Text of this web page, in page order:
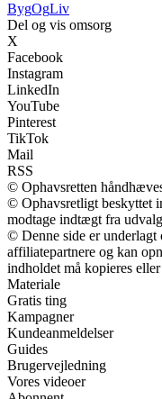
BygOgLiv
Del og vis omsorg
X
Facebook
Instagram
LinkedIn
YouTube
Pinterest
TikTok
Mail
RSS
© Ophavsretten
© Ophavsretligt beskyttet
modtage indtægt fra
© Denne side er underlagt
affiliatepartnere og kan
indholdet må kopieres
Materiale
Gratis ting
Kampagner
Kundeanmeldelser
Guides
Brugervejledning
Vores videoer